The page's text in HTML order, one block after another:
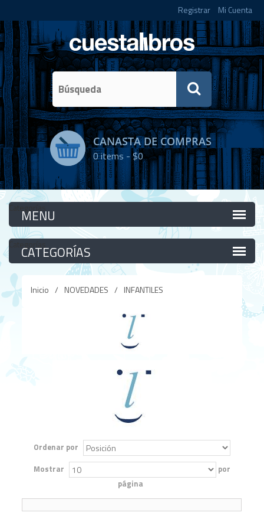
Registrar Mi Cuenta
CANASTA DE COMPRAS
0items -$0
Categorías
Categorías
Inicio / NOVEDADES / INFANTILES
Ordenar por
Mostrar
por
página